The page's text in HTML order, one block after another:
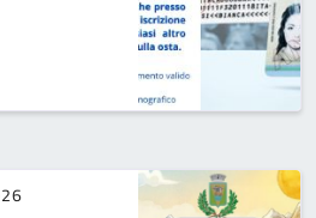
PER CITTADINI AIRE}